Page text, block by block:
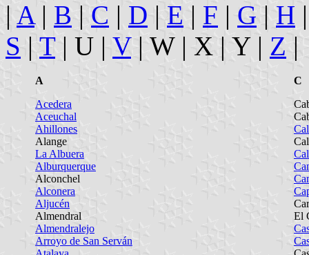
| A| B | C | D | E | F | G | H
S | T| U | V| W | X | Y | Z |
A
Acedera
Aceuchal
Ahillones
Alange
La Albuera
Alburquerque
Alconchel
Alconera
Aljucén
Almendral
Almendralejo
Arroyo de San Serván
C
El